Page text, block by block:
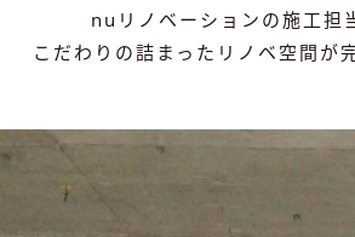
nuリノベーションの施工担
こだわりの詰まったリノベ空間が